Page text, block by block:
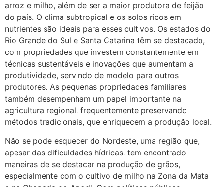
arroz e milho, além de ser a maior produtora de feijão
do país. O clima subtropical e os solos ricos em
nutrientes são ideais para esses cultivos. Os estados do
Rio Grande do Sul e Santa Catarina têm se destacado,
com propriedades que investem constantemente em
técnicas sustentáveis e inovações que aumentam a
produtividade, servindo de modelo para outros
produtores. As pequenas propriedades familiares
também desempenham um papel importante na
agricultura regional, frequentemente preservando
métodos tradicionais, que enriquecem a produção local.
Não se pode esquecer do Nordeste, uma região que,
apesar das dificuldades hídricas, tem encontrado
maneiras de se destacar na produção de grãos,
especialmente com o cultivo de milho na Zona da Mata